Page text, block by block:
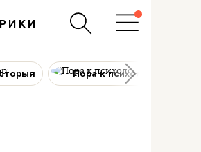
Пора к психологу